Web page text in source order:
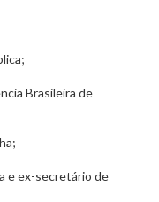
Brasileira de
e ex-secretário de